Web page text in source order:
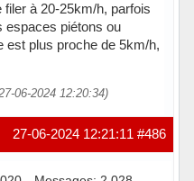
à 20-25km/h, parfois
espaces piétons ou
est plus proche de 5km/h,
06-2024 12:20:34)
#486
27-06-2024 12:21:11